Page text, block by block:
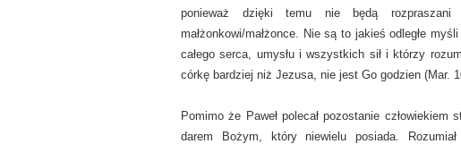
ponieważ dzięki temu nie będą
małżonkowi/małżonce. Nie są to jakieś odległe
całego serca, umysłu i wszystkich sił i którzy
córkę bardziej niż Jezusa, nie jest Go godzien (Mar.
Pomimo że Paweł polecał pozostanie
darem Bożym, który niewielu posiada.